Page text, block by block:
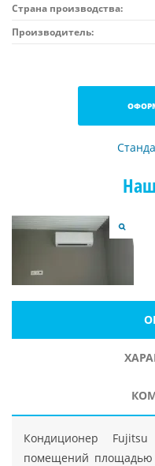
Страна производства:
Производитель:
Кондиционер Fujitsu
помещений площадью